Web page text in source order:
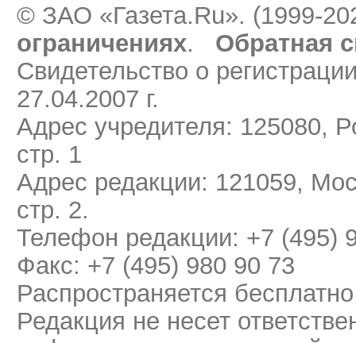
© ЗАО «Газета.Ru». (1999-
ограничениях.
Обратная
Свидетельство о
27.04.2007 г.
Адрес учредителя: 125080,
стр. 1
Адрес редакции: 121059,
стр. 2.
Телефон редакции: +7 (495)
Факс: +7 (495) 980 90 73
Распространяется бесплатно
Редакция не несет